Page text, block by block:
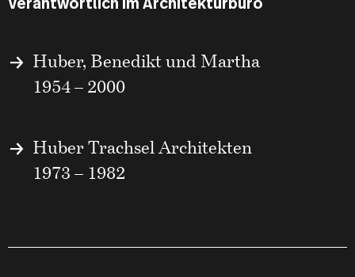
Verantwortlich im Architekturbüro
Huber, Benedikt und Martha
1954 – 2000
Huber Trachsel Architekten
1973 – 1982